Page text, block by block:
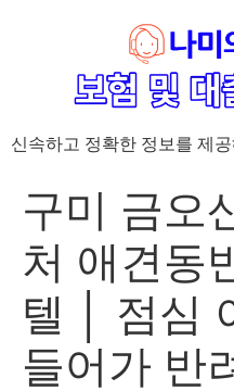
신속하고 정확한 정보를 제
구미 금오
처 애견동
텔 │ 점심
들어가 반